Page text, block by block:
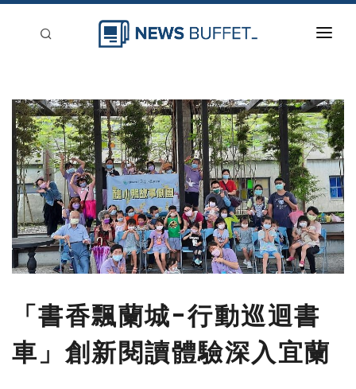
新聞稿分類
登入
刊登
「書香飄蘭城-行動巡迴書
車」創新閱讀體驗深入宜蘭